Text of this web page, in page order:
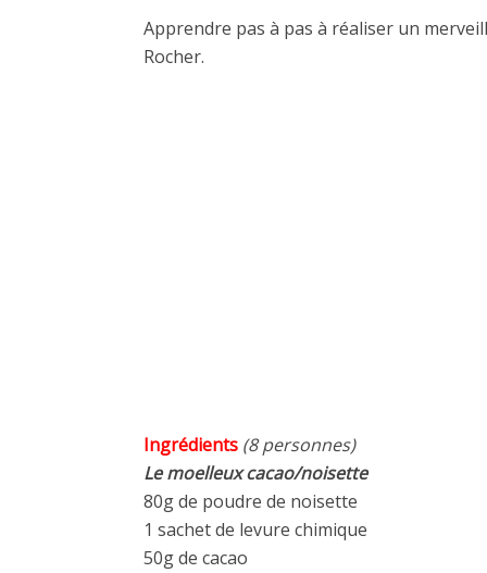
Apprendre pas à pas à réaliser un
Rocher.
Ingrédients (8 personnes)
Le moelleux cacao/noisette
80g de poudre de noisette
1 sachet de levure chimique
50g de cacao